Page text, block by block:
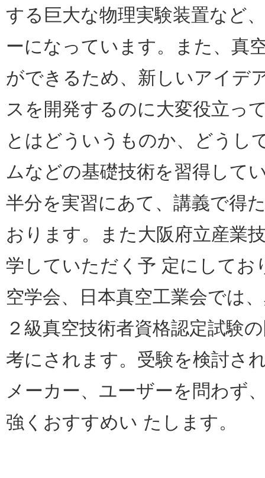
する巨大な物理実験装置など
ーになっています。また、真
ができるため、新しいアイデ
スを開発するのに大変役立
とはどういうものか、どうし
ムなどの基礎技術を習得して
半分を実習にあて、講義で得
おります。また大阪府立産業
学していただく予 定にして
空学会、日本真空工業会では
２級真空技術者資格認定試験
考にされます。受験を検討さ
メーカー、ユーザーを問わず
強くおすすめい たします。